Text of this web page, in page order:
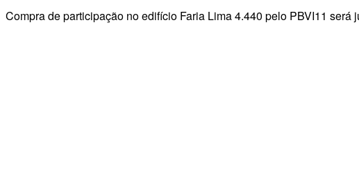
Compra de participação no edifício Faria Lima 4.440 pelo PBVI11